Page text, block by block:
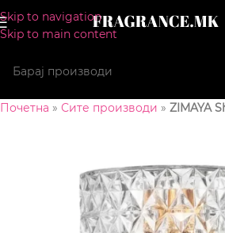
Skip to navigation
Skip to main content
Почетна » Сите производи » ZIMAYA